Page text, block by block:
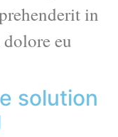
in
eu
solution